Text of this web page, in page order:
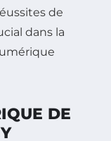
de
dans la
DE